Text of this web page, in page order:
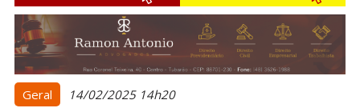
Geral
Variedades
Colunistas
Geral 14/02/2025 14h20